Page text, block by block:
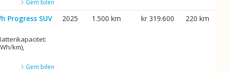
Gem bilen
Progress SUV
km),
Gem bilen
2025 1.500 km kr 319.600 220 km